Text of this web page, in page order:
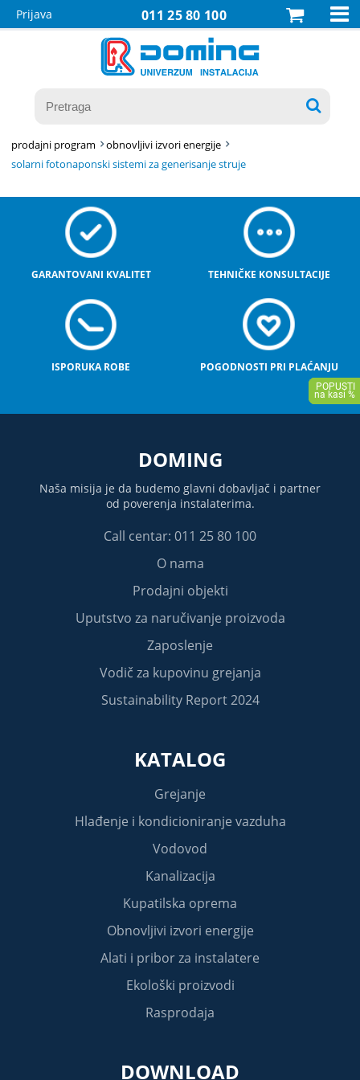
011 25 80 100
Prijava 

prodajni program
obnovljivi izvori energije
solarni fotonaponski sistemi za generisanje struje
GARANTOVANI KVALITET TEHNIČKE KONSULTACIJE
ISPORUKA ROBE POGODNOSTI PRI PLAĆANJU
DOMING
Naša misija je da budemo glavni dobavljač i partner
od poverenja instalaterima.
Call centar: 011 25 80 100
O nama
Prodajni objekti
Uputstvo za naručivanje proizvoda
Zaposlenje
Vodič za kupovinu grejanja
Sustainability Report 2024
KATALOG
Grejanje
Hlađenje i kondicioniranje vazduha
Vodovod
Kanalizacija
Kupatilska oprema
Obnovljivi izvori energije
Alati i pribor za instalatere
Ekološki proizvodi
Rasprodaja
DOWNLOAD